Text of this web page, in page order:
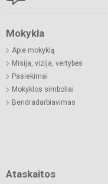
Mokykla
Apie mokyklą
Misija, vizija, vertybės
Pasiekimai
Mokyklos simboliai
Bendradarbiavimas
Ataskaitos